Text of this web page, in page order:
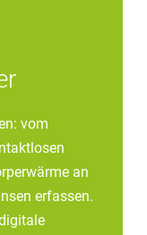
vom
an
erfassen.